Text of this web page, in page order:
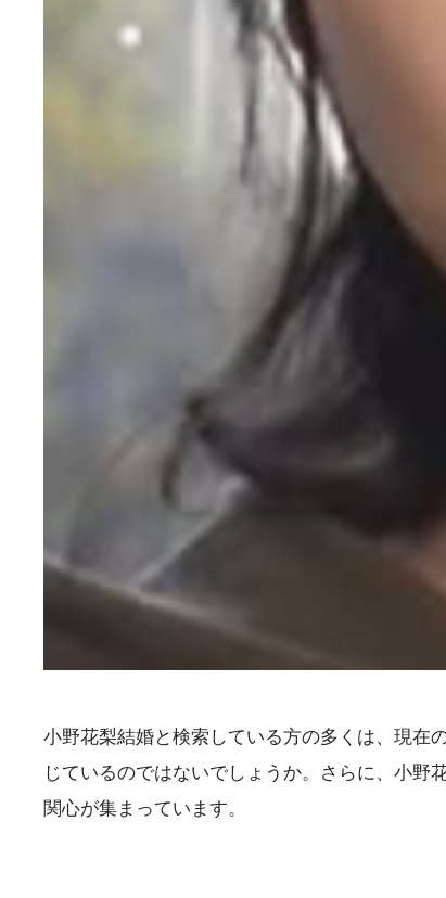
小野花梨結婚と検索している方の多くは、現在
じているのではないでしょうか。さらに、小野
関心が集まっています。